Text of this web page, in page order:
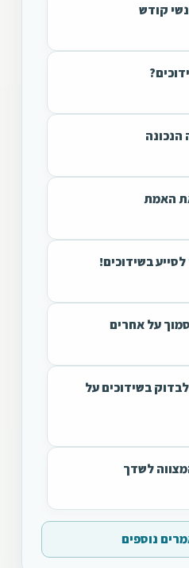
קודש
האמת
בשידוכים!
על אחרים
בשידוכים על
לשדך
נוספים